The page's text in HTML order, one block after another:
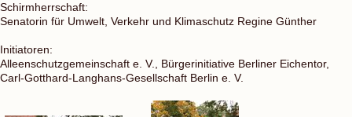
Schirmherrschaft:
Senatorin für Umwelt, Verkehr und Klimaschutz Regine Günther
Initiatoren:
Alleenschutzgemeinschaft e. V., Bürgerinitiative Berliner Eichentor,
Carl-Gotthard-Langhans-Gesellschaft Berlin e. V.